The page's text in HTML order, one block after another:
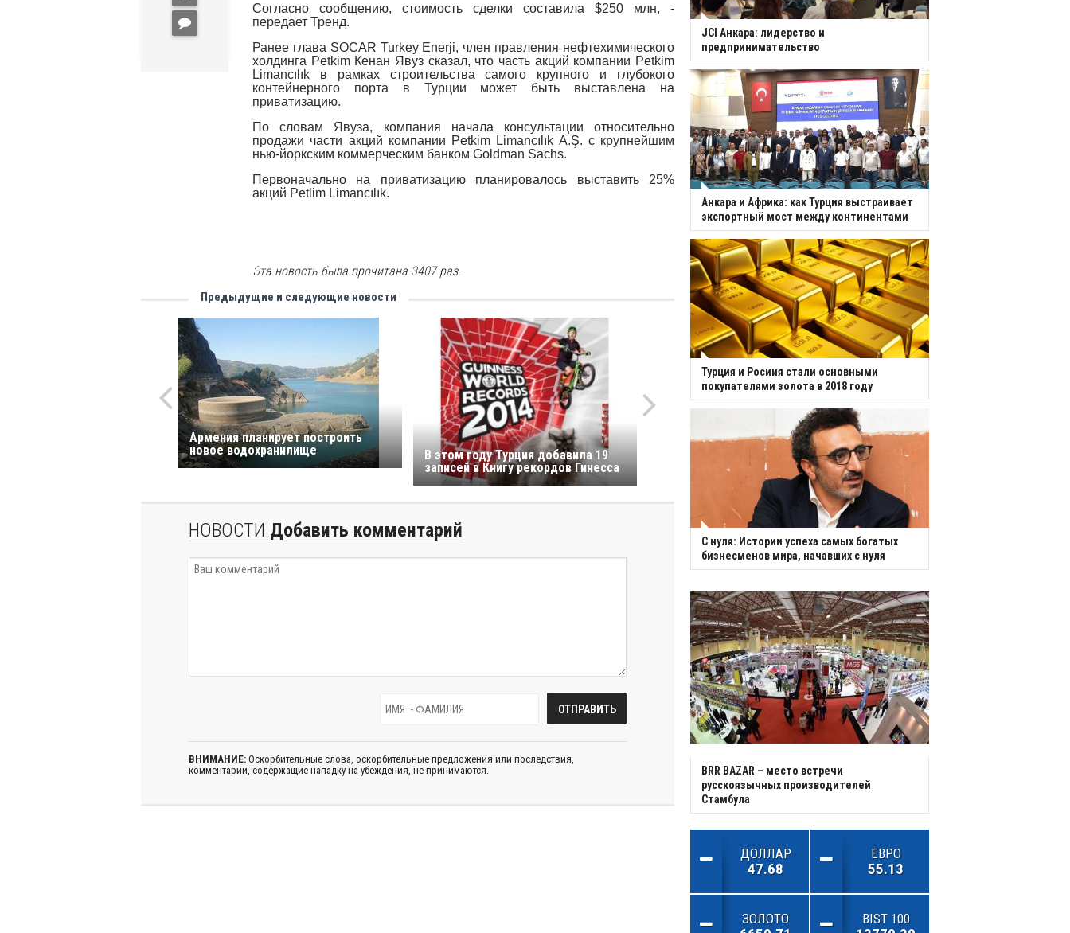
Согласно сообщению, стоимость сделки составила $250 млн, -
передает Тренд.
Ранее глава SOCAR Turkey Enerji, член правления нефтехимического
холдинга Petkim Кенан Явуз сказал, что часть акций компании Petkim
Limancılık в рамках строительства самого крупного и глубокого
контейнерного порта в Турции может быть выставлена на
приватизацию.
По словам Явуза, компания начала консультации относительно
продажи части акций компании Petkim Limancılık A.Ş. с крупнейшим
нью-йоркским коммерческим банком Goldman Sachs.
Первоначально на приватизацию планировалось выставить 25%
акций Petlim Limancılık.
Эта новость была прочитана 3407 раз.
Предыдущие и следующие новости
Армения планирует построить
новое водохранилище
В этом году Турция добавила 19
записей в Книгу рекордов Гинесса
НОВОСТИ Добавить комментарий
ВНИМАНИЕ: Оскорбительные слова, оскорбительные предложения или последствия,
комментарии, содержащие нападку на убеждения, не принимаются.
JCI Анкара: лидерство и
предпринимательство
Анкара и Африка: как Турция выстраивает
экспортный мост между континентами
Турция и Росиия стали основными
покупателями золота в 2018 году
С нуля: Истории успеха самых богатых
бизнесменов мира, начавших с нуля
BRR BAZAR – место встречи
русскоязычных производителей
Стамбула
ДОЛЛАР
47.68
ЕВРО
55.13
ЗОЛОТО BIST 100